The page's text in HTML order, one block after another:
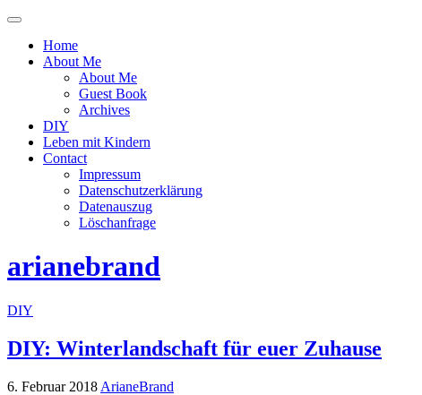
Menü
oder
ausblenden
Home
About Me
About Me
Guest Book
Archives
DIY
Leben mit Kindern
Contact
Impressum
Datenschutzerklärung
Datenauszug
Löschanfrage
arianebrand
DIY
DIY: Winterlandschaft für euer Zuhause
6. Februar 2018 ArianeBrand